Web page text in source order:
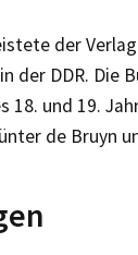
der
der DDR. Die
18. und 19.
de Bruyn